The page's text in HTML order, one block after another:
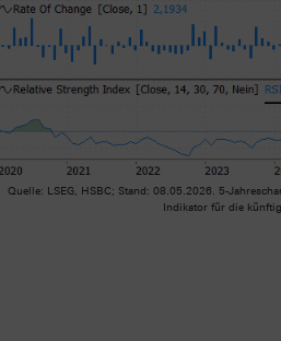
Quelle: LSEG, HSBC; Stand: 08.05.2026. 5-
Indikator für die